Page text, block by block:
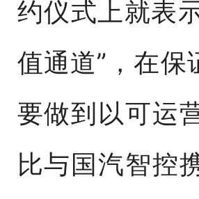
约仪式上就表
值通道”，在
要做到以可运
比与国汽智控